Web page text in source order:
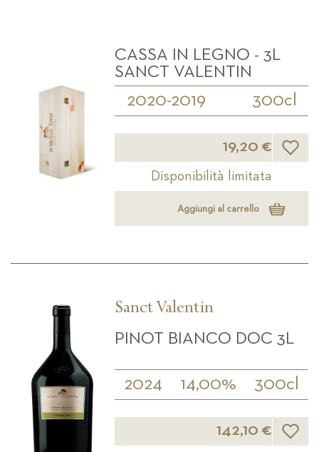
CASSA IN LEGNO - 3L
SANCT VALENTIN
2020-2019 300cl
19,20 € Lista
Disponibilità limitata
Aggiungi al carrello
Sanct Valentin
PINOT BIANCO DOC 3L
2024 14,00% 300cl
142,10 € Lista